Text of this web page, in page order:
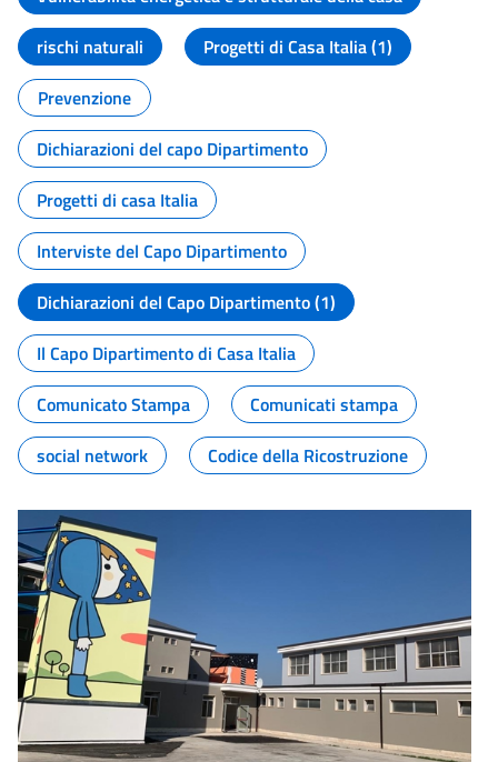
rischi naturali
Progetti di Casa Italia (1)
Prevenzione
Dichiarazioni del capo Dipartimento
Progetti di casa Italia
Interviste del Capo Dipartimento
Dichiarazioni del Capo Dipartimento (1)
Il Capo Dipartimento di Casa Italia
Comunicato Stampa
Comunicati stampa
social network
Codice della Ricostruzione